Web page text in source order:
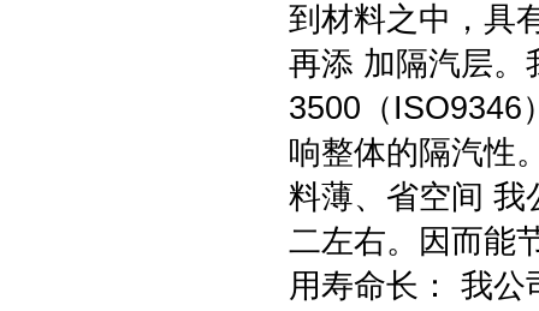
到材料之中，具
再添 加隔汽层。
3500（ISO9346
响整体的隔汽性
料薄、省空间 我
二左右。因而能
用寿命长： 我公